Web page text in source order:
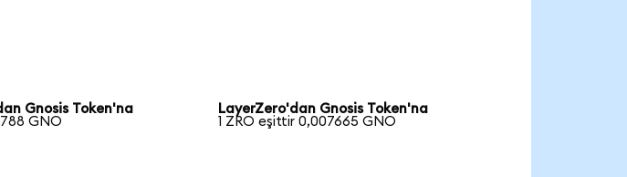
Gnosis Token'na
GNO
LayerZero'dan Gnosis Token'na
1 ZRO eşittir 0,007665 GNO